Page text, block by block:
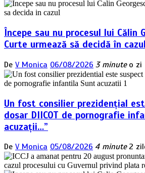
Începe sau nu procesul lui Călin
Curte urmează să decidă în
De V Monica 06/08/2026 3 minute o zi
Un fost consilier prezidențial
dosar DIICOT de pornografie
acuzații…”
De V Monica 05/08/2026 4 minute 2